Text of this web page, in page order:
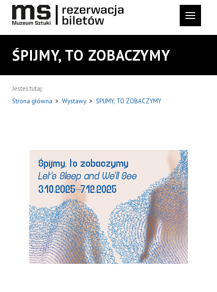
ŚPIJMY, TO ZOBACZYMY
Jesteś tutaj:
Strona główna > Wystawy > ŚPIJMY, TO ZOBACZYMY